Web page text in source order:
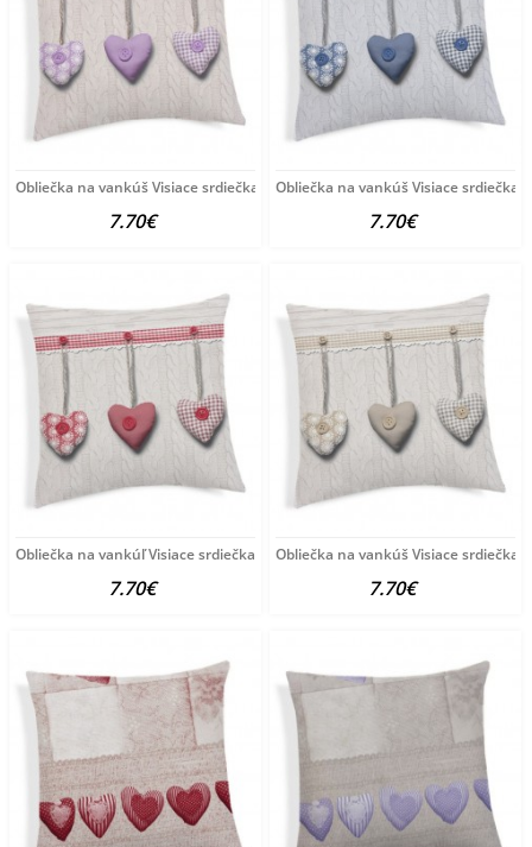
Obliečka na vankúš Visiace srdiečka fialová 40x40 cm
7.70€
Obliečka na vankúš Visiace srdiečka
7.70€
Obliečka na vankúľ Visiace srdiečka červená 40x40
7.70€
Obliečka na vankúš Visiace srdiečka
7.70€